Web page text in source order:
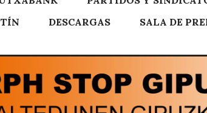
DESCARGAS
SALA DE